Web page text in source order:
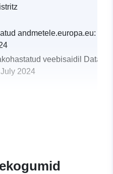
andmetele.europa.eu:
veebisaidil
2024